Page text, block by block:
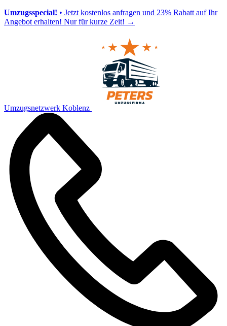
Umzugsspecial! • Jetzt kostenlos anfragen und 23% Rabatt auf Ihr
Angebot erhalten! Nur für kurze Zeit! →
Umzugsnetzwerk Koblenz